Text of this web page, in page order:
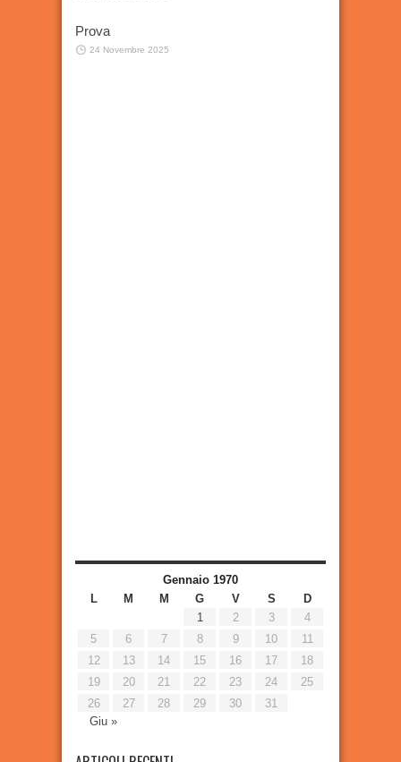
Prova
24 Novembre 2025
Gennaio 1970
L
M M G V S
D
1
2 3
4
5
6 7 8 9 10
11
12
13 14 15 16 17
18
19
20 21 22 23 24
25
26
27 28 29 30
31
Giu »